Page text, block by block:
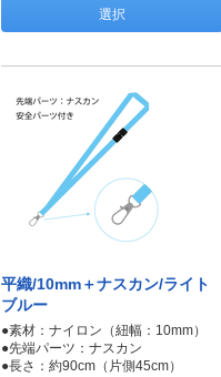
選択
平織/10mm＋ナスカン/ライト
ブルー
●素材：ナイロン（紐幅：10mm）
●先端パーツ：ナスカン
●長さ：約90cm（片側45cm）